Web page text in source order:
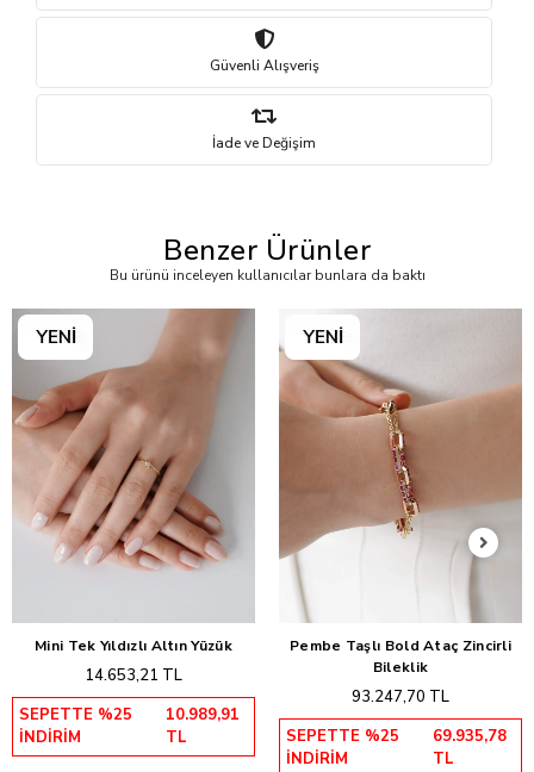
Güvenli Alışveriş
İade ve Değişim
Benzer Ürünler
Bu ürünü inceleyen kullanıcılar bunlara da baktı
Sepete Ekle
Mini Tek Yıldızlı Altın Yüzük
14.653,21 TL
SEPETTE %25
İNDİRİM
10.989,91
TL
Sepete Ekle
Pembe Taşlı Bold Ataç Zincirli
Bileklik
93.247,70 TL
SEPETTE %25
İNDİRİM
69.935,78
TL